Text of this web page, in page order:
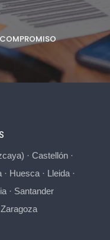
· Castellón·
· Huesca· Lleida·
· Santander
Zaragoza